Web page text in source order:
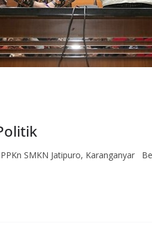
SMKN Jatipuro, Karanganyar